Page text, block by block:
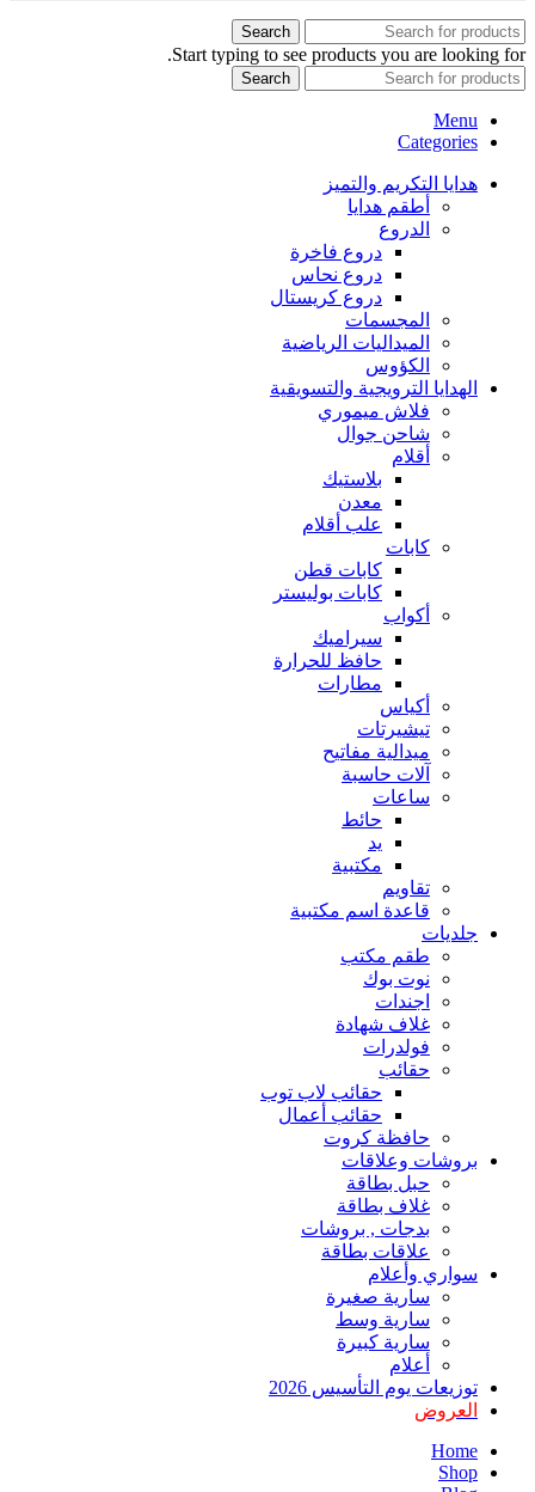
Search
Start typing to see products you are looking for.
Search
Menu
Categories
هدايا التكريم والتميز
أطقم هدايا
الدروع
دروع فاخرة
دروع نحاس
دروع كريستال
المجسمات
الميداليات الرياضية
الكؤوس
الهدايا الترويجية والتسويقية
فلاش ميموري
شاحن جوال
أقلام
بلاستيك
معدن
علب أقلام
كابات
كابات قطن
كابات بوليستر
أكواب
سيراميك
حافظ للحرارة
مطارات
أكياس
تيشيرتات
ميدالية مفاتيح
آلات حاسبة
ساعات
حائط
يد
مكتبية
تقاويم
قاعدة اسم مكتبية
جلديات
طقم مكتب
نوت بوك
اجندات
غلاف شهادة
فولدرات
حقائب
حقائب لاب توب
حقائب أعمال
حافظة كروت
بروشات وعلاقات
حبل بطاقة
غلاف بطاقة
بدجات , بروشات
علاقات بطاقة
سواري وأعلام
سارية صغيرة
سارية وسط
سارية كبيرة
أعلام
توزيعات يوم التأسيس 2026
العروض
Home
Shop